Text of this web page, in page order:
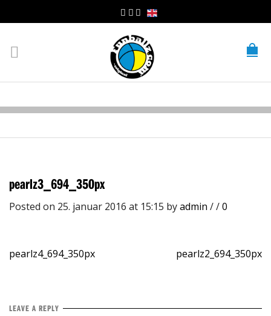
pearlz3_694_350px
Posted on 25. januar 2016 at 15:15 byadmin //0
pearlz4_694_350px pearlz2_694_350px
LEAVE A REPLY